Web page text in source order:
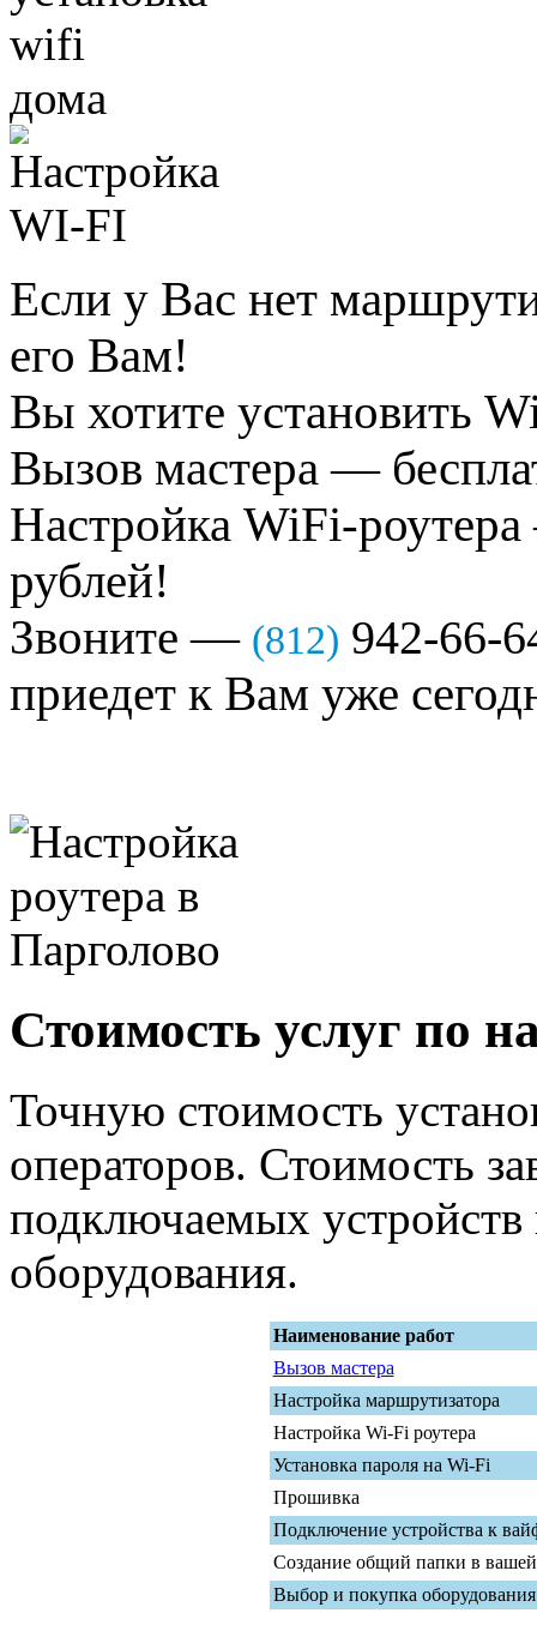
Если у Вас нет
его Вам!
Вы хотите установить
Вызов мастера —
Настройка WiFi-
рублей!
Звоните — (812) 942-66-
приедет к Вам уже
Стоимость услуг по
Точную стоимость
операторов. Стоимость
подключаемых устройств
оборудования.
Наименование работ
Вызов мастера
Настройка маршрутизатора
Настройка Wi-Fi роутера
Установка пароля на Wi-Fi
Прошивка
Подключение устройства к
Создание общий папки в вашей
Выбор и покупка оборудования